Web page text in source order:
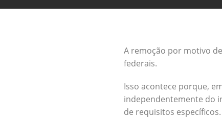
A remoção por motivo
federais.
Isso acontece porque,
independentemente do
de requisitos específicos.